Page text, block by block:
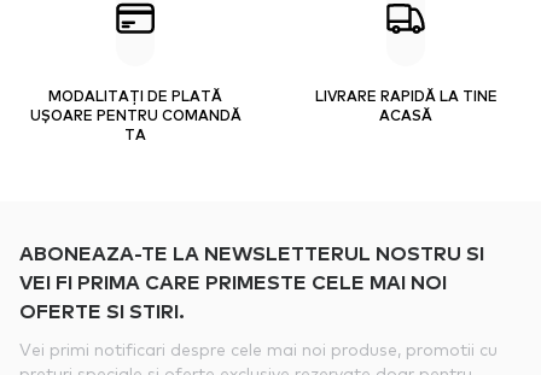
MODALITAȚI DE PLATĂ
UȘOARE PENTRU COMANDĂ
TA
LIVRARE RAPIDĂ LA TINE
ACASĂ
ABONEAZA-TE LA NEWSLETTERUL NOSTRU SI
VEI FI PRIMA CARE PRIMESTE CELE MAI NOI
OFERTE SI STIRI.
Vei primi notificari despre cele mai noi produse, promotii cu